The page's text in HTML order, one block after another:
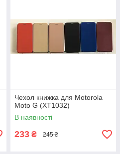
Чехол книжка для Motorola
Moto G (XT1032)
В наявності
233 ₴ 245 ₴